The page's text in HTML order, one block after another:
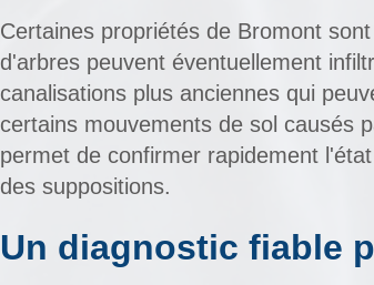
Certaines propriétés de Bromont
d'arbres peuvent éventuellement
canalisations plus anciennes qui
certains mouvements de sol causés
permet de confirmer rapidement
des suppositions.
Un diagnostic fiable